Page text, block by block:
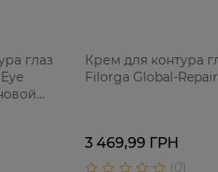
глаз
Крем для контура
Filorga Global-
3 469,99 ГРН